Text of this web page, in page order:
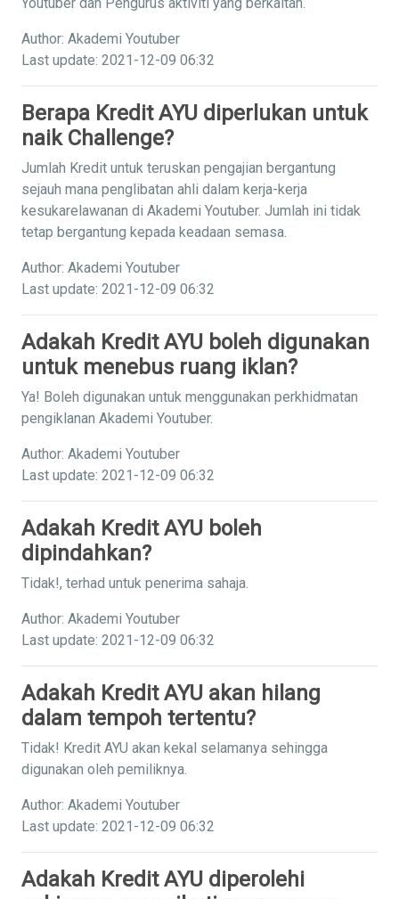
Author: Akademi Youtuber
Last update: 2021-12-09 06:32
Berapa Kredit AYU diperlukan untuk
naik Challenge?
Jumlah Kredit untuk teruskan pengajian bergantung
sejauh mana penglibatan ahli dalam kerja-kerja
kesukarelawanan di Akademi Youtuber. Jumlah ini tidak
tetap bergantung kepada keadaan semasa.
Author: Akademi Youtuber
Last update: 2021-12-09 06:32
Adakah Kredit AYU boleh digunakan
untuk menebus ruang iklan?
Ya! Boleh digunakan untuk menggunakan perkhidmatan
pengiklanan Akademi Youtuber.
Author: Akademi Youtuber
Last update: 2021-12-09 06:32
Adakah Kredit AYU boleh
dipindahkan?
Tidak!, terhad untuk penerima sahaja.
Author: Akademi Youtuber
Last update: 2021-12-09 06:32
Adakah Kredit AYU akan hilang
dalam tempoh tertentu?
Tidak! Kredit AYU akan kekal selamanya sehingga
digunakan oleh pemiliknya.
Author: Akademi Youtuber
Last update: 2021-12-09 06:32
Adakah Kredit AYU diperolehi